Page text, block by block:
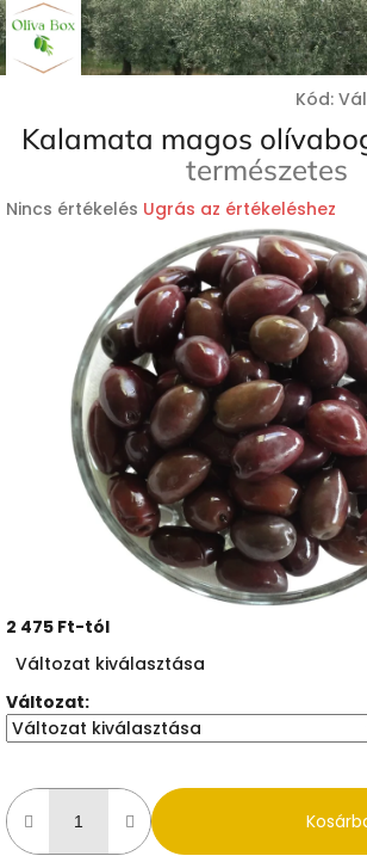
Ugrás
a
fő
tartalomhoz
Kód:
Kalamata magos
természetes
A
Nincs értékelés Ugrás az értékeléshez
2 475 Ft-tól
Változat kiválasztása
Változat: